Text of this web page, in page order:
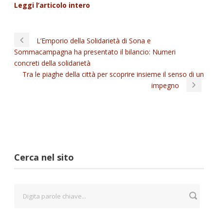
Leggi l’articolo intero
L’Emporio della Solidarietà di Sona e
Sommacampagna ha presentato il bilancio: Numeri
concreti della solidarietà
Tra le piaghe della città per scoprire insieme il senso di un
impegno
Cerca nel sito